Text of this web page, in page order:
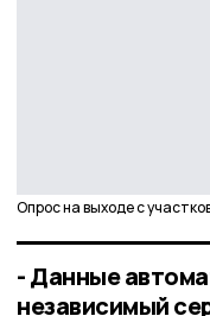
Опрос на выходе с
- Данные
независимый